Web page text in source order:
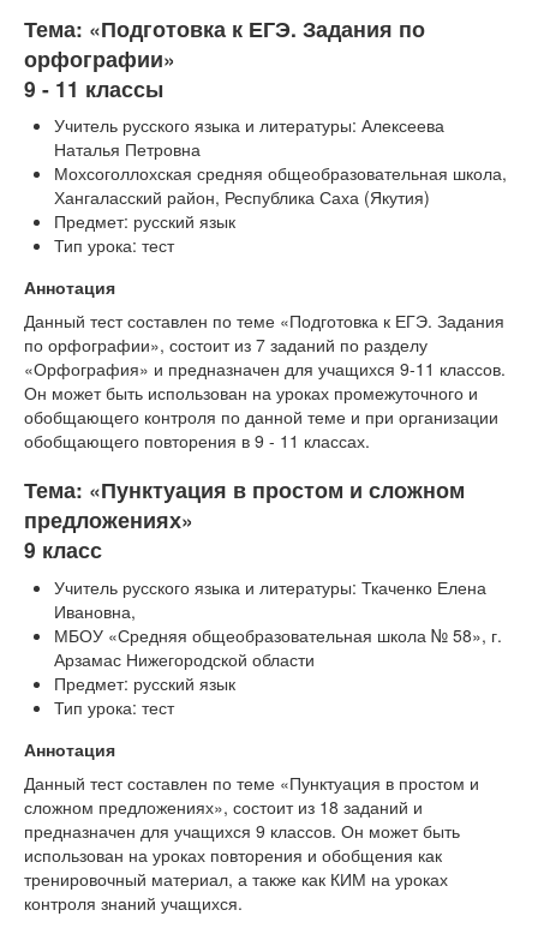
Книги
Игры
Учитель
Тема: «Подготовка к ЕГЭ. Задания по
орфографии»
9 - 11 классы
Учитель русского языка и литературы: Алексеева
Наталья Петровна
Мохсоголлохская средняя общеобразовательная школа,
Хангаласский район, Республика Саха (Якутия)
Предмет: русский язык
Тип урока: тест
Аннотация
Данный тест составлен по теме «Подготовка к ЕГЭ. Задания
по орфографии», состоит из 7 заданий по разделу
«Орфография» и предназначен для учащихся 9-11 классов.
Он может быть использован на уроках промежуточного и
обобщающего контроля по данной теме и при организации
обобщающего повторения в 9 - 11 классах.
Тема: «Пунктуация в простом и сложном
предложениях»
9 класс
Учитель русского языка и литературы: Ткаченко Елена
Ивановна,
МБОУ «Средняя общеобразовательная школа № 58», г.
Арзамас Нижегородской области
Предмет: русский язык
Тип урока: тест
Аннотация
Данный тест составлен по теме «Пунктуация в простом и
сложном предложениях», состоит из 18 заданий и
предназначен для учащихся 9 классов. Он может быть
использован на уроках повторения и обобщения как
тренировочный материал, а также как КИМ на уроках
контроля знаний учащихся.